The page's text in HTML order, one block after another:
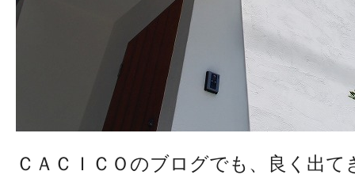
ＣＡＣＩＣＯのブログでも、良く出